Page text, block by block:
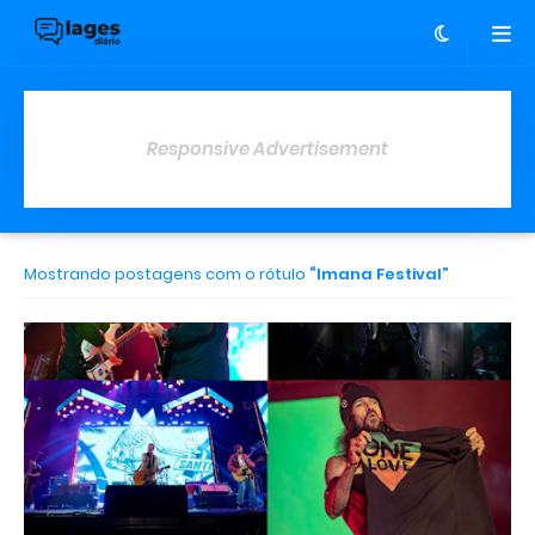
Responsive Advertisement
Mostrando postagens com o rótulo Imana Festival